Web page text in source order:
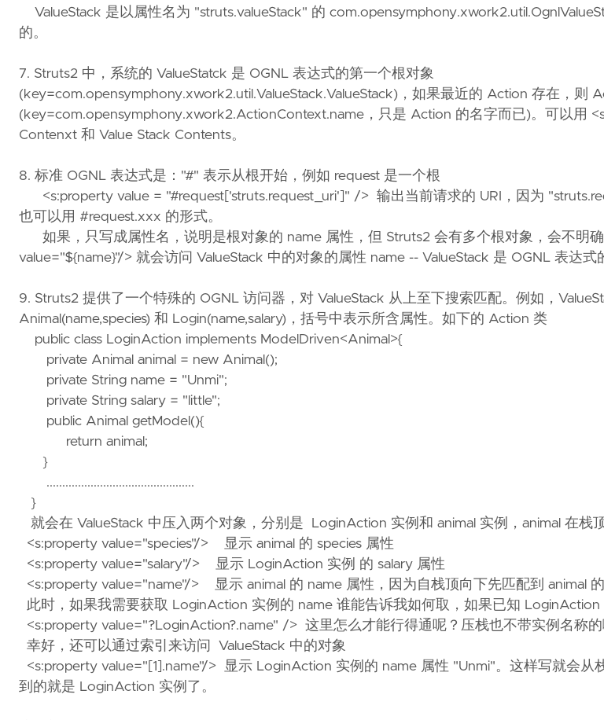
ValueStack 是以属性名为 "struts.valueStack" 的
的。
7. Struts2 中，系统的 ValueStatck 是 OGNL 表达式的第一个根对象
(key=com.opensymphony.xwork2.util.ValueStack.ValueStack)，如果最近的 Action 存在，则
(key=com.opensymphony.xwork2.ActionContext.name，只是 Action 的名字而已)。可以用
Contenxt 和 Value Stack Contents。
8. 标准 OGNL 表达式是："#" 表示从根开始，例如 request 是一个根
<s:property value = "#request['struts.request_uri']" /> 输出当前请求的 URI，因为
也可以用 #request.xxx 的形式。
如果，只写成属性名，说明是根对象的 name 属性，但 Struts2 会有多个根对象，会不明
value="${name}"/> 就会访问 ValueStack 中的对象的属性 name -- ValueStack 是 OGNL 表达式
9. Struts2 提供了一个特殊的 OGNL 访问器，对 ValueStack 从上至下搜索匹配。例如，
Animal(name,species) 和 Login(name,salary)，括号中表示所含属性。如下的 Action 类
public class LoginAction implements ModelDriven<Animal>{
private Animal animal = new Animal();
private String name = "Unmi";
private String salary = "little";
public Animal getModel(){
return animal;
}
...............................................
}
就会在 ValueStack 中压入两个对象，分别是 LoginAction 实例和 animal 实例，animal 在栈
<s:property value="species"/> 显示 animal 的 species 属性
<s:property value="salary"/> 显示 LoginAction 实例 的 salary 属性
<s:property value="name"/> 显示 animal 的 name 属性，因为自栈顶向下先匹配到 animal
此时，如果我需要获取 LoginAction 实例的 name 谁能告诉我如何取，如果已知
<s:property value="?LoginAction?.name" /> 这里怎么才能行得通呢？压栈也不带实例名称的
幸好，还可以通过索引来访问 ValueStack 中的对象
<s:property value="[1].name"/> 显示 LoginAction 实例的 name 属性 "Unmi"。这样写就会从
到的就是 LoginAction 实例了。